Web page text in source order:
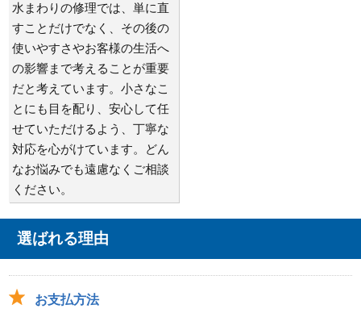
水まわりの修理では、単に直
すことだけでなく、その後の
使いやすさやお客様の生活へ
の影響まで考えることが重要
だと考えています。小さなこ
とにも目を配り、安心して任
せていただけるよう、丁寧な
対応を心がけています。どん
なお悩みでも遠慮なくご相談
ください。
選ばれる理由
お支払方法